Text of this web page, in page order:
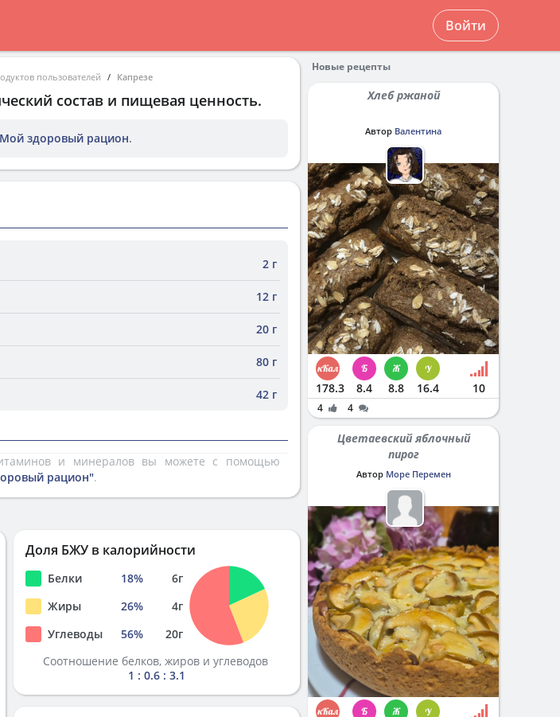
Войти
пользователей Капрезе
состав и пищевая ценность.
Мой здоровый рацион.
2 г
12 г
20 г
80 г
42 г
и минералов вы можете с помощью
рацион".
Доля БЖУ в калорийности
Белки 18% 6г
Жиры
26% 4г
Углеводы
56% 20г
Соотношение белков, жиров и углеводов
1 : 0.6 : 3.1
Новые рецепты
Хлеб ржаной
Автор Валентина
178.3 8.4 8.8 16.4 10
4 4
Цветаевский яблочный
пирог
Автор Море Перемен